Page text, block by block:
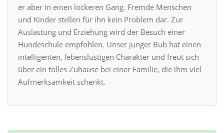
er aber in einen lockeren Gang. Fremde Menschen
und Kinder stellen für ihn kein Problem dar. Zur
Auslastung und Erziehung wird der Besuch einer
Hundeschule empfohlen. Unser junger Bub hat einen
intelligenten, lebenslustigen Charakter und freut sich
über ein tolles Zuhause bei einer Familie, die ihm viel
Aufmerksamkeit schenkt.